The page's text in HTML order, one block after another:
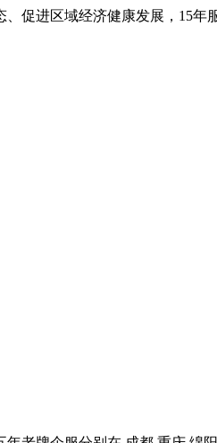
、促进区域经济健康发展，15